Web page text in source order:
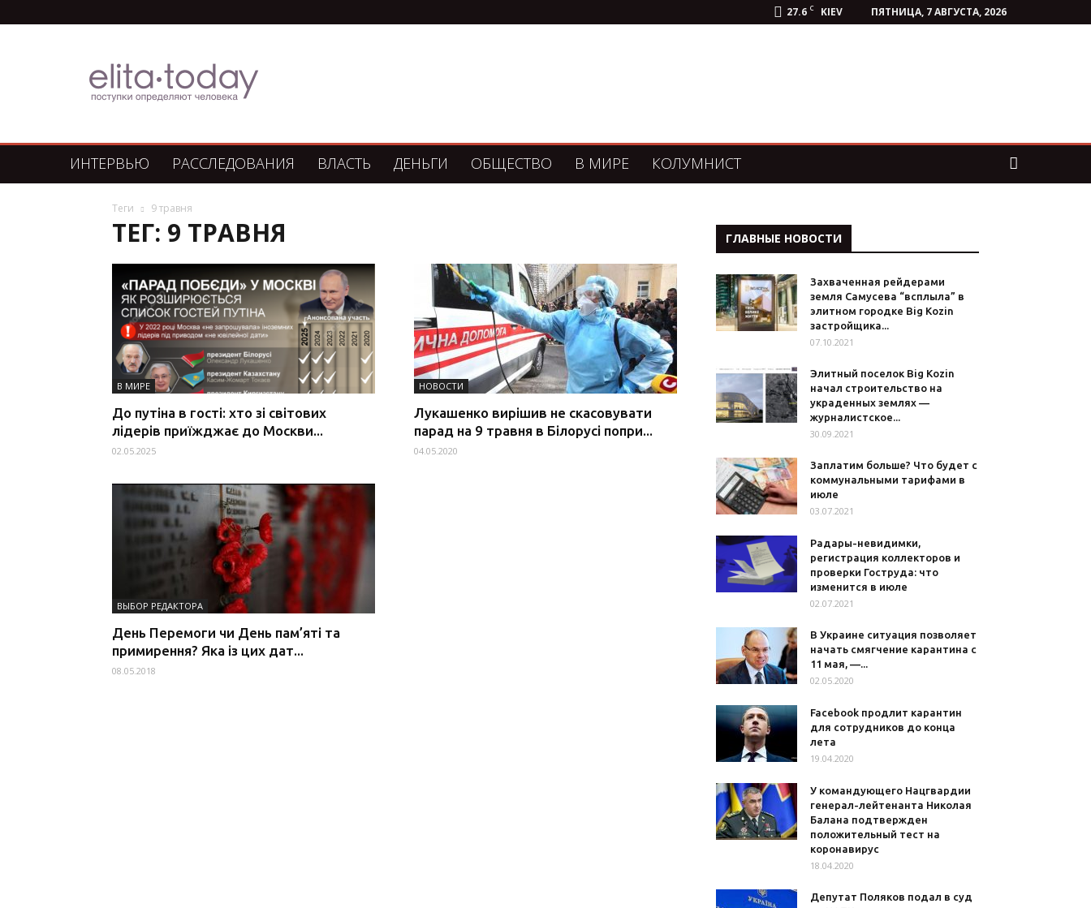
27.6 C KIEV ПЯТНИЦА, 7 АВГУСТА, 2026
Сегодня
ИНТЕРВЬЮ РАССЛЕДОВАНИЯ ВЛАСТЬ ДЕНЬГИ ОБЩЕСТВО В МИРЕ КОЛУМНИСТ
Теги 9 травня
ТЕГ: 9 ТРАВНЯ
В МИРЕ
До путіна в гості: хто зі світових
лідерів приїжджає до Москви...
02.05.2025
НОВОСТИ
Лукашенко вирішив не скасовувати
парад на 9 травня в Білорусі попри...
04.05.2020
ВЫБОР РЕДАКТОРА
День Перемоги чи День пам’яті та
примирення? Яка із цих дат...
08.05.2018
ГЛАВНЫЕ НОВОСТИ
Захваченная рейдерами
земля Самусева “всплыла” в
элитном городке Big Kozin
застройщика...
07.10.2021
Элитный поселок Big Kozin
начал строительство на
украденных землях —
журналистское...
30.09.2021
Заплатим больше? Что будет с
коммунальными тарифами в
июле
03.07.2021
Радары-невидимки,
регистрация коллекторов и
проверки Гоструда: что
изменится в июле
02.07.2021
В Украине ситуация позволяет
начать смягчение карантина с
11 мая, —...
02.05.2020
Facebook продлит карантин
для сотрудников до конца
лета
19.04.2020
У командующего Нацгвардии
генерал-лейтенанта Николая
Балана подтвержден
положительный тест на
коронавирус
18.04.2020
Депутат Поляков подал в суд